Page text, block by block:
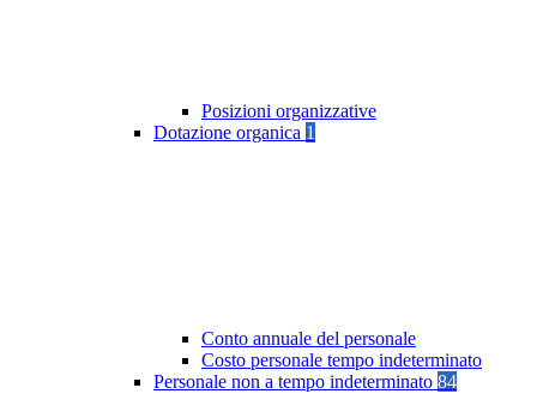
Posizioni organizzative
Dotazione organica 1
Conto annuale del personale
Costo personale tempo indeterminato
Personale non a tempo indeterminato 84